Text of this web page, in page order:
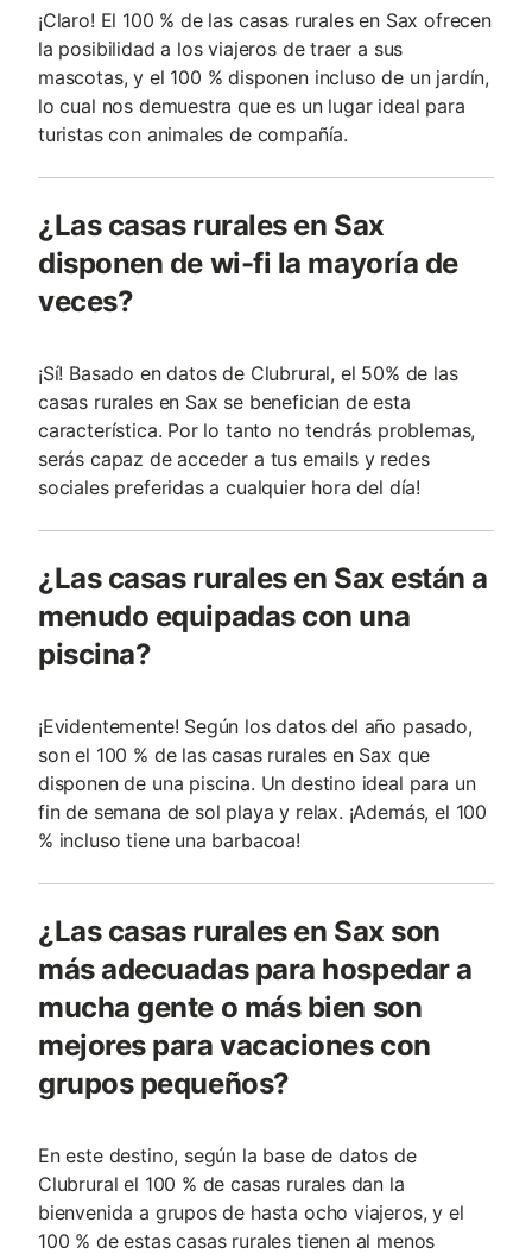
¡Claro! El 100 % de las casas rurales en Sax ofrecen
la posibilidad a los viajeros de traer a sus
mascotas, y el 100 % disponen incluso de un jardín,
lo cual nos demuestra que es un lugar ideal para
turistas con animales de compañía.
¿Las casas rurales en Sax
disponen de wi-fi la mayoría de
veces?
¡Sí! Basado en datos de Clubrural, el 50% de las
casas rurales en Sax se benefician de esta
característica. Por lo tanto no tendrás problemas,
serás capaz de acceder a tus emails y redes
sociales preferidas a cualquier hora del día!
¿Las casas rurales en Sax están a
menudo equipadas con una
piscina?
¡Evidentemente! Según los datos del año pasado,
son el 100 % de las casas rurales en Sax que
disponen de una piscina. Un destino ideal para un
fin de semana de sol playa y relax. ¡Además, el 100
% incluso tiene una barbacoa!
¿Las casas rurales en Sax son
más adecuadas para hospedar a
mucha gente o más bien son
mejores para vacaciones con
grupos pequeños?
En este destino, según la base de datos de
Clubrural el 100 % de casas rurales dan la
bienvenida a grupos de hasta ocho viajeros, y el
100 % de estas casas rurales tienen al menos